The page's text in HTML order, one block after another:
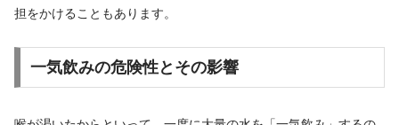
担をかけることもあります。
一気飲みの危険性とその影響